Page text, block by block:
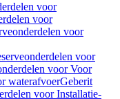
voor
voor
voor
voor
voor Voor
waterafvoerGeberit
voor Installatie-